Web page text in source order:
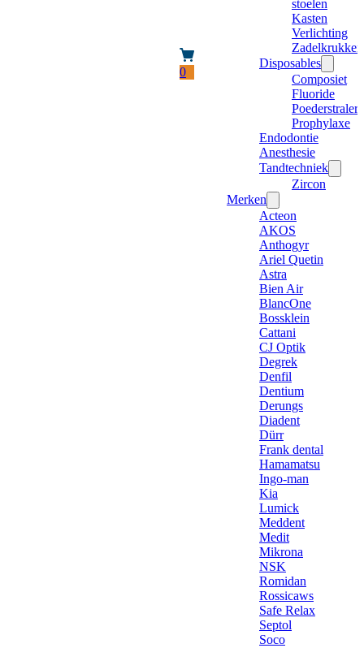
0
stoelen
Kasten
Verlichting
Zadelkrukken
Disposables
Composiet
Fluoride
Poederstraler
Prophylaxe
Endodontie
Anesthesie
Tandtechniek
Zircon
Merken
Acteon
AKOS
Anthogyr
Ariel Quetin
Astra
Bien Air
BlancOne
Bossklein
Cattani
CJ Optik
Degrek
Denfil
Dentium
Derungs
Diadent
Dürr
Frank dental
Hamamatsu
Ingo-man
Kia
Lumick
Meddent
Medit
Mikrona
NSK
Romidan
Rossicaws
Safe Relax
Septol
Soco